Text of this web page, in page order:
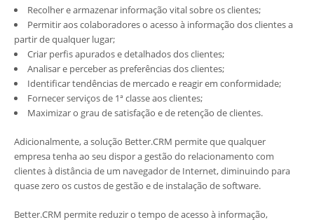
Recolher e armazenar informação vital sobre os clientes;
Permitir aos colaboradores o acesso à informação dos clientes a
partir de qualquer lugar;
Criar perfis apurados e detalhados dos clientes;
Analisar e perceber as preferências dos clientes;
Identificar tendências de mercado e reagir em conformidade;
Fornecer serviços de 1ª classe aos clientes;
Maximizar o grau de satisfação e de retenção de clientes.
Adicionalmente, a solução Better.CRM permite que qualquer
empresa tenha ao seu dispor a gestão do relacionamento com
clientes à distância de um navegador de Internet, diminuindo para
quase zero os custos de gestão e de instalação de software.
Better.CRM permite reduzir o tempo de acesso à informação,